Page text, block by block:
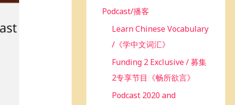
Podcast/播客
Learn Chinese Vocabulary
/《学中文词汇》
Funding 2 Exclusive / 募集
2专享节目《畅所欲言》
Podcast 2020 and